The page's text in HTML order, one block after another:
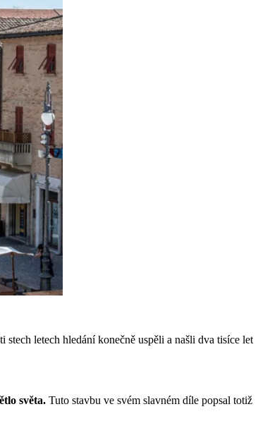
letech hledání konečně uspěli a našli dva tisíce let
světa. Tuto stavbu ve svém slavném díle popsal totiž